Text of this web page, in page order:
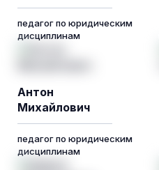
педагог по юридическим
дисциплинам
Антон
Михайлович
педагог по юридическим
дисциплинам